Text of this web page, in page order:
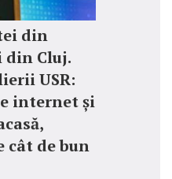
din
din Cluj.
USR:
internet și
cât de bun